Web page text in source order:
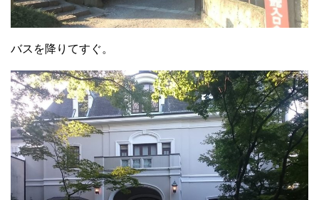
バスを降りてすぐ。